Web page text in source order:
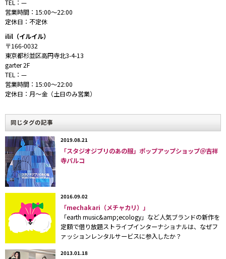
高円寺にある「キタコレビル」は、築
ック風の一軒家に
クが入居した物件である。個性的な古着やオリジナル、
リメイク商品などを揃え、アラウンド
ゃれな若者に特に支持されていることは、以前弊誌でも
紹介した。（
パルコ自主編集ショップ「
ス）」に、2012年1月11
今回は、「キタコレビル」に入居する
とちり」「NINCOMPOOP CAPACITY
プキャパシティ）」「
レットDOG 」「ilil（イルイル）」の5店舗の商品に加
え、アパレルブランド「途中でやめる」 の商品も販売す
TEL：—
営業時間：15:00〜22:00
定休日：不定休
ilil（イルイル）
〒166-0032
東京都杉並区高円寺北3-4-13
garter 2F
TEL：—
営業時間：15:00〜22:00
定休日：月〜金（土日のみ営業）
同じタグの記事
2019.08.21
「スタジオジブリのあの服」ポップアップショップ＠吉祥
寺パルコ
2016.09.02
「mechakari（メチャカリ）」
「earth music&amp;ecology」など人気ブランドの新作を
定額で借り放題ストライプインターナショナルは、なぜフ
ァッションレンタルサービスに参入したか？
2013.01.18